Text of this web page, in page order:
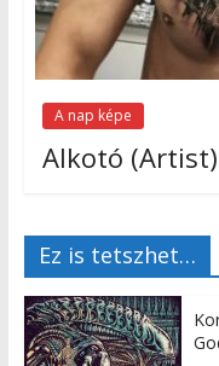
A nap képe
Alkotó
Ez is tetszhet…